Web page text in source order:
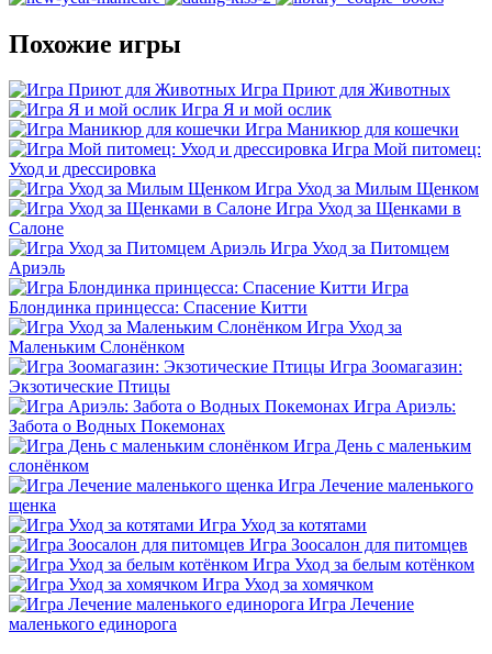
Похожие игры
Игра Приют для Животных
Игра Я и мой ослик
Игра Маникюр для кошечки
Игра Мой питомец:
Уход и дрессировка
Игра Уход за Милым Щенком
Игра Уход за Щенками в
Салоне
Игра Уход за Питомцем
Ариэль
Игра
Блондинка принцесса: Спасение Китти
Игра Уход за
Маленьким Слонёнком
Игра Зоомагазин:
Экзотические Птицы
Игра Ариэль:
Забота о Водных Покемонах
Игра День с маленьким
слонёнком
Игра Лечение маленького
щенка
Игра Уход за котятами
Игра Зоосалон для питомцев
Игра Уход за белым котёнком
Игра Уход за хомячком
Игра Лечение
маленького единорога